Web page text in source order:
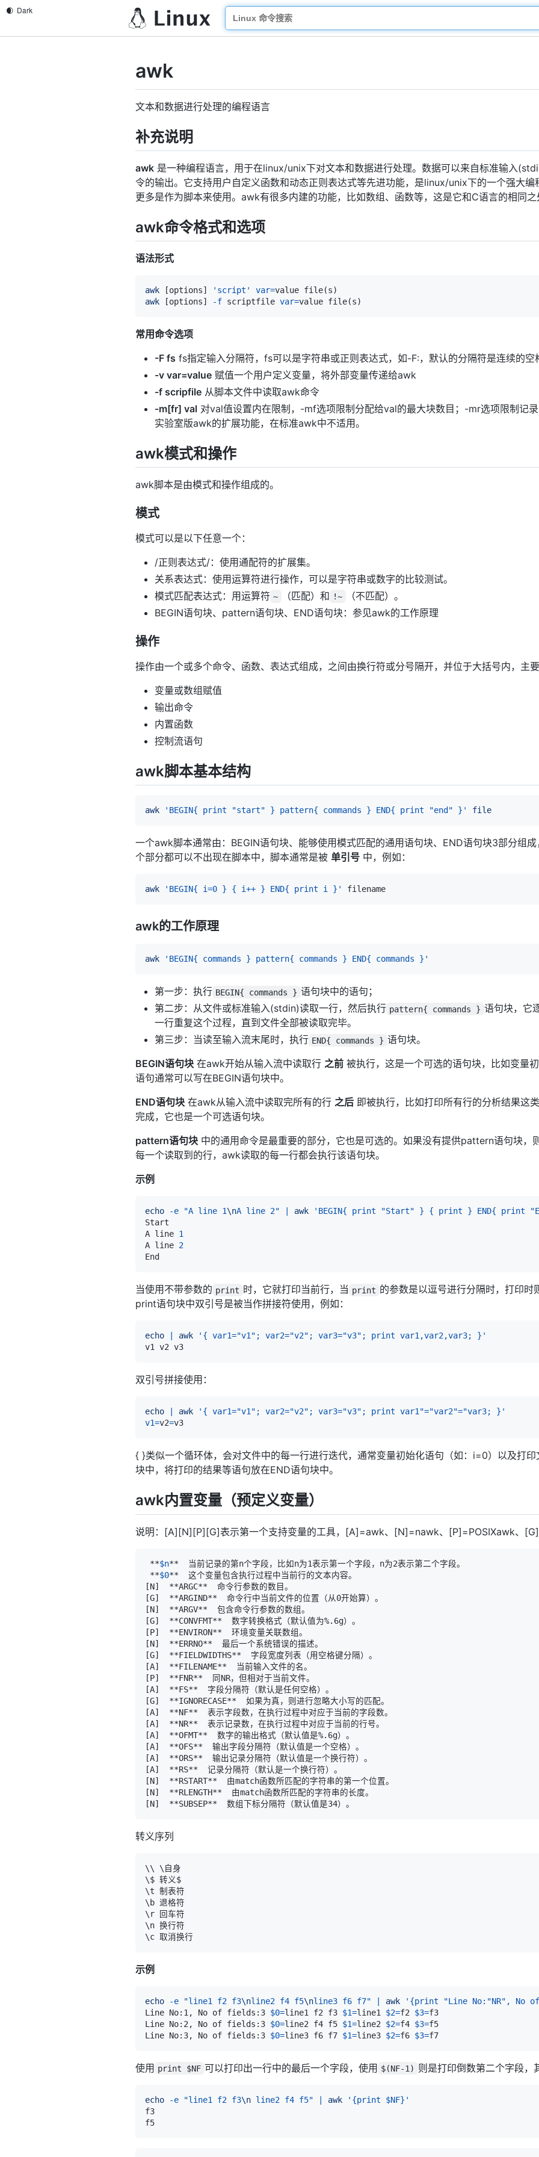
awk
文本和数据进行处理的编程语言
补充说明
awk 是一种编程语言，用于在linux/unix下对文本和数据进行处理。数据可以来自标准输入
令的输出。它支持用户自定义函数和动态正则表达式等先进功能，是linux/unix下的一个强大编
更多是作为脚本来使用。awk有很多内建的功能，比如数组、函数等，这是它和C语言的相同之
awk命令格式和选项
语法形式
awk [options] 'script' var=value file(s)
awk
[options] -f scriptfile var=value file(s)
常用命令选项
-F fs fs指定输入分隔符，fs可以是字符串或正则表达式，如-F:，默认的分隔符是连续的空
-v var=value 赋值一个用户定义变量，将外部变量传递给awk
-f scripfile 从脚本文件中读取awk命令
-m[fr] val 对val值设置内在限制，-mf选项限制分配给val的最大块数目；-mr选项限制记
实验室版awk的扩展功能，在标准awk中不适用。
awk模式和操作
awk脚本是由模式和操作组成的。
模式
模式可以是以下任意一个：
/正则表达式/：使用通配符的扩展集。
关系表达式：使用运算符进行操作，可以是字符串或数字的比较测试。
模式匹配表达式：用运算符 ~ （匹配）和 !~
（不匹配）。
BEGIN语句块、pattern语句块、END语句块：参见awk的工作原理
操作
操作由一个或多个命令、函数、表达式组成，之间由换行符或分号隔开，并位于大括号内，主要
变量或数组赋值
输出命令
内置函数
控制流语句
awk脚本基本结构
awk 'BEGIN{ print "start" } pattern{ commands } END{ print "end" }' file
一个awk脚本通常由：BEGIN语句块、能够使用模式匹配的通用语句块、END语句块3部分组
个部分都可以不出现在脚本中，脚本通常是被 单引号 中，例如：
awk 'BEGIN{ i=0 } { i++ } END{ print i }'
awk的工作原理
awk 'BEGIN{ commands } pattern{ commands } END{ commands }'
第一步：执行 BEGIN{ commands } 语句块中的语句；
第二步：从文件或标准输入(stdin)读取一行，然后执行 pattern{ commands } 语句块，它
一行重复这个过程，直到文件全部被读取完毕。
第三步：当读至输入流末尾时，执行 END{ commands } 语句块。
BEGIN语句块 在awk开始从输入流中读取行 之前 被执行，这是一个可选的语句块，比如变量
语句通常可以写在BEGIN语句块中。
END语句块 在awk从输入流中读取完所有的行 之后 即被执行，比如打印所有行的分析结果这
完成，它也是一个可选语句块。
pattern语句块 中的通用命令是最重要的部分，它也是可选的。如果没有提供pattern语句块，
每一个读取到的行，awk读取的每一行都会执行该语句块。
示例
echo -e "A line 1\nA line 2" awk
'BEGIN{ print "Start" } { print } END{ print
A line 1
A line 2
当使用不带参数的 print 时，它就打印当前行，当 print 的参数是以逗号进行分隔时，打印
print语句块中双引号是被当作拼接符使用，例如：
echo awk
'{ var1="v1"; var2="v2"; var3="v3"; print var1,var2,var3; }'
双引号拼接使用：
echo awk
'{ var1="v1"; var2="v2"; var3="v3"; print var1"="var2"="var3; }'
v1=v2=
{ }类似一个循环体，会对文件中的每一行进行迭代，通常变量初始化语句（如：i=0）以及打
块中，将打印的结果等语句放在END语句块中。
awk内置变量（预定义变量）
说明：[A][N][P][G]表示第一个支持变量的工具，[A]=awk、[N]=nawk、[P]=POSIXawk、
**$n
**$0
[N]
[G]
[N]
[G]
[P]
[N]
[G]
[A]
[P]
[A]
[G]
[A]
[A]
[A]
[A]
[A]
[A]
[N]
[N]
[N]
转义序列
示例
echo -e "line1 f2 f3\nline2 f4 f5\nline3 f6 f7" | awk
'{print "Line No:"NR", No
Line No:1, No of fields:3 $0=line1 f2 f3 $1=line1 $2=f2 $3=
Line No:2, No of fields:3 $0=line2 f4 f5 $1=line2 $2=f4 $3=
Line No:3, No of fields:3 $0=line3 f6 f7 $1=line3 $2=f6 $3=
使用 print $NF 可以打印出一行中的最后一个字段，使用 $(NF-1) 则是打印倒数第二个字段，
echo -e "line1 f2 f3\n line2 f4 f5" | awk
'{print $NF}'